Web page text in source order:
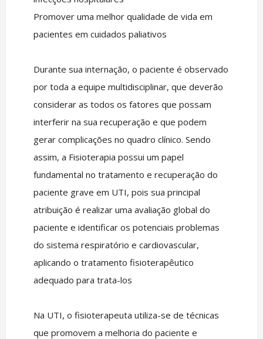
Promover uma melhor qualidade de vida em
pacientes em cuidados paliativos
Durante sua internação, o paciente é observado
por toda a equipe multidisciplinar, que deverão
considerar as todos os fatores que possam
interferir na sua recuperação e que podem
gerar complicações no quadro clínico. Sendo
assim, a Fisioterapia possui um papel
fundamental no tratamento e recuperação do
paciente grave em UTI, pois sua principal
atribuição é realizar uma avaliação global do
paciente e identificar os potenciais problemas
do sistema respiratório e cardiovascular,
aplicando o tratamento fisioterapêutico
adequado para trata-los
Na UTI, o fisioterapeuta utiliza-se de técnicas
que promovem a melhoria do paciente e